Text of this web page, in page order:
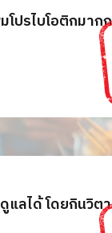
ปรไบโอติกมา
ลได้ โดยกินวิต